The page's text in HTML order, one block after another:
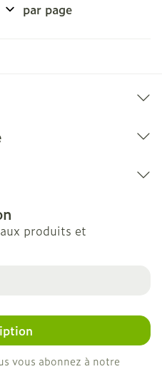
par page
produits et
vous abonnez à notre